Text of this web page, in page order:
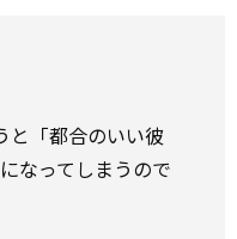
「都合のいい彼
なってしまうので